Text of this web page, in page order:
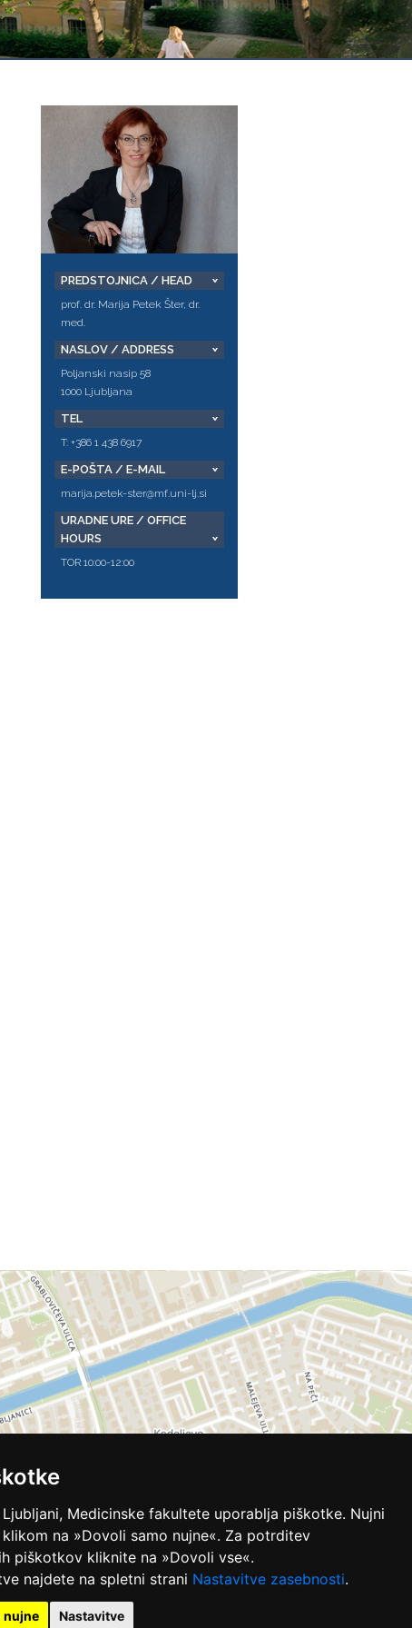
Medicinske fakultete uporablja piškotke. Nujni
na »Dovoli samo nujne«. Za potrditev
piškotkov kliknite na »Dovoli vse«.
najdete na spletni strani Nastavitve zasebnosti.
nujne Nastavitve
PREDSTOJNICA / HEAD
prof. dr. Marija Petek Šter, dr.
med.
NASLOV / ADDRESS
Poljanski nasip 58
1000 Ljubljana
TEL
T: +386 1 438 6917
E-POŠTA / E-MAIL
marija.petek-ster@mf.uni-lj.si
URADNE URE / OFFICE
HOURS
TOR 10:00-12:00